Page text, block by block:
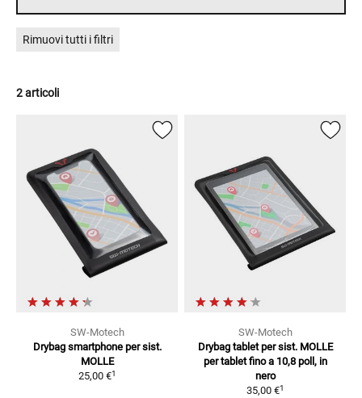
Rimuovi tutti i filtri
2 articoli
SW-Motech
Drybag smartphone per sist.
MOLLE
25,00 €1
SW-Motech
Drybag tablet per sist. MOLLE
per tablet fino a 10,8 poll, in
nero
35,00 €1